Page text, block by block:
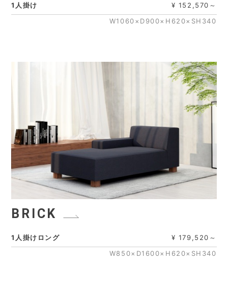
1人掛け
¥ 152,570～
W1060×D900×H620×SH340
BRICK
1人掛けロング
¥ 179,520～
W850×D1600×H620×SH340